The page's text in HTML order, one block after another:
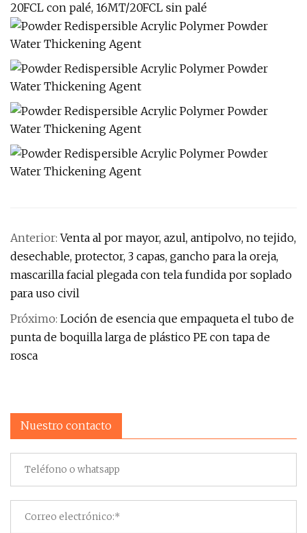
20FCL con palé, 16MT/20FCL sin palé
Anterior:Venta al por mayor, azul, antipolvo, no tejido,
desechable, protector, 3 capas, gancho para la oreja,
mascarilla facial plegada con tela fundida por soplado
para uso civil
Próximo: Loción de esencia que empaqueta el tubo de
punta de boquilla larga de plástico PE con tapa de
rosca
Nuestro contacto